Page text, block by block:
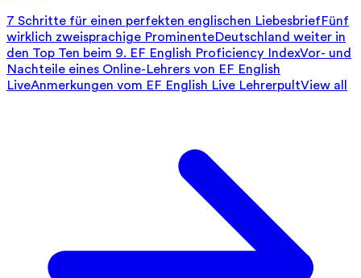
7 Schritte für einen perfekten englischen LiebesbriefFünf
wirklich zweisprachige ProminenteDeutschland weiter in
den Top Ten beim 9. EF English Proficiency IndexVor- und
Nachteile eines Online-Lehrers von EF English
LiveAnmerkungen vom EF English Live LehrerpultView all